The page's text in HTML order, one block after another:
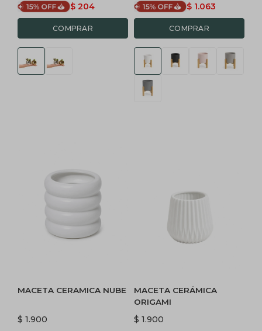
$ 204
$ 1.063
MACETA CERAMICA NUBE
$ 1.900
MACETA CERÁMICA
ORIGAMI
$ 1.900